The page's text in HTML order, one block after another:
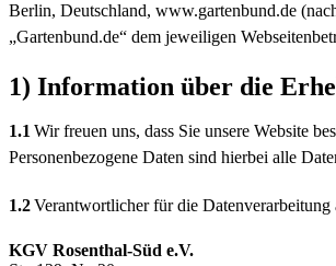
Berlin, Deutschland, www.gartenbund.de
„Gartenbund.de“ dem jeweiligen
1) Information über die
1.1 Wir freuen uns, dass Sie unsere Website
Personenbezogene Daten sind hierbei alle
1.2Verantwortlicher für die
KGV Rosenthal-Süd e.V.